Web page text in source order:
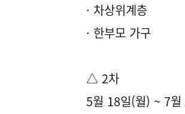
· 차상위계층
· 한부모 가구
△ 2차
5월 18일(월) ~ 7월